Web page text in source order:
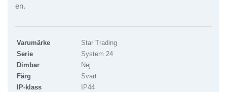
en.
Varumärke
Star Trading
Serie
System 24
Dimbar
Nej
Färg
Svart
IP-klass
IP44